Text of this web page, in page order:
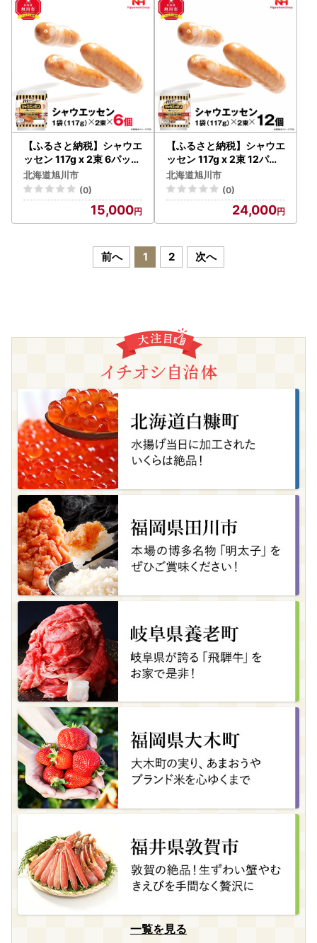
【ふるさと納税】シャウエ
ッセン 117g x 2束 6パック
北海道 旭川 ウインナー ソ
ーセージ あらびき 粗挽き
ウィンナー 食品 バーベキ
ュー 豚肉 肉 日本ハム ギフ
ト 送料無料 お肉 にく 小分
当 惣菜 おかず おつまみ 天
北海道旭川市
(0)
15,000
【ふるさと納税】シャウエ
ッセン 117g x 2束 12パッ
ク 約 2.8kg 北海道 旭川 ウ
インナー ソーセージ あら
びき 粗挽き ウィンナー 食
品 バーベキュー 豚肉 肉 日
本ハム ギフト 送料無料 お
チン お弁当 惣菜 おかず お
つまみ 天然羊腸 _ 00175
北海道旭川市
(0)
24,000
前へ 1 2 次へ
一覧を見る